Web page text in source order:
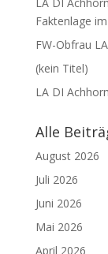
Faktenlage
FW-Obfrau
(kein Titel)
LA DI
Alle
August 2026
Juli 2026
Juni 2026
Mai 2026
April 2026